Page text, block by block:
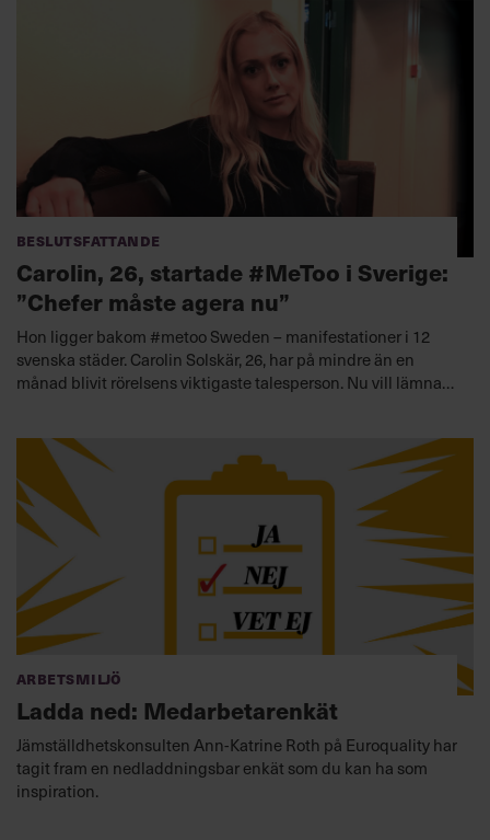
Beslutsfattande
Carolin, 26, startade #MeToo i Sverige:
”Chefer måste agera nu”
Hon ligger bakom #metoo Sweden – manifestationer i 12
svenska städer. Carolin Solskär, 26, har på mindre än en
månad blivit rörelsens viktigaste talesperson. Nu vill lämna
kan hantera sextrakasserier”, säger Solskär.
Arbetsmiljö
Ladda ned: Medarbetarenkät
Jämställdhetskonsulten Ann-Katrine Roth på Euroquality har
tagit fram en nedladdningsbar enkät som du kan ha som
inspiration.